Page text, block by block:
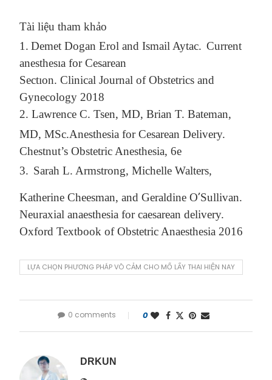
Tài liệu tham khảo
1. Demet Dogan Erol and Ismail Aytac. Current
anesthesıa for Cesarean
Sectıon. Clinical Journal of Obstetrics and
Gynecology 2018
2. Lawrence C. Tsen, MD, Brian T. Bateman,
MD, MSc.Anesthesia for Cesarean Delivery.
Chestnut’s Obstetric Anesthesia, 6e
3. Sarah L. Armstrong, Michelle Walters,
Katherine Cheesman, and Geraldine O’Sullivan.
Neuraxial anaesthesia for caesarean delivery.
Oxford Textbook of Obstetric Anaesthesia 2016
LỰA CHỌN PHƯƠNG PHÁP VÔ CẢM CHO MỔ LẤY THAI HIỆN NAY
0 comments 0
DRKUN